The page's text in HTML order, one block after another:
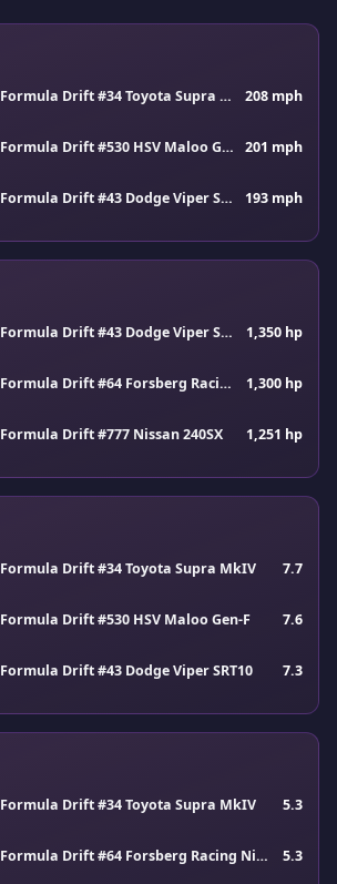
Formula Drift #34 Toyota Supra MkIV 208 mph
Formula Drift #530 HSV Maloo Gen-F 201 mph
Formula Drift #43 Dodge Viper SRT10 193 mph
Formula Drift #43 Dodge Viper SRT10 1,350 hp
Formula Drift #64 Forsberg Racing Nissan Z 1,300 hp
Formula Drift #777 Nissan 240SX 1,251 hp
Formula Drift #34 Toyota Supra MkIV 7.7
Formula Drift #530 HSV Maloo Gen-F 7.6
Formula Drift #43 Dodge Viper SRT10 7.3
Formula Drift #34 Toyota Supra MkIV 5.3
Formula Drift #64 Forsberg Racing Nissan Z 5.3